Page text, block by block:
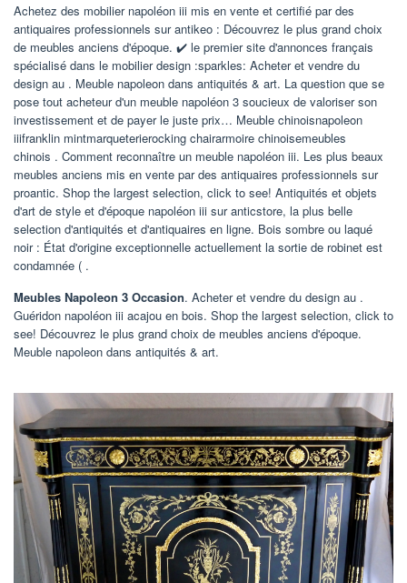
Achetez des mobilier napoléon iii mis en vente et certifié par des
antiquaires professionnels sur antikeo : Découvrez le plus grand choix
de meubles anciens d'époque. ✔️ le premier site d'annonces français
spécialisé dans le mobilier design :sparkles: Acheter et vendre du
design au . Meuble napoleon dans antiquités & art. La question que se
pose tout acheteur d'un meuble napoléon 3 soucieux de valoriser son
investissement et de payer le juste prix… Meuble chinoisnapoleon
iiifranklin mintmarqueterierocking chairarmoire chinoisemeubles
chinois . Comment reconnaître un meuble napoléon iii. Les plus beaux
meubles anciens mis en vente par des antiquaires professionnels sur
proantic. Shop the largest selection, click to see! Antiquités et objets
d'art de style et d'époque napoléon iii sur anticstore, la plus belle
selection d'antiquités et d'antiquaires en ligne. Bois sombre ou laqué
noir : État d'origine exceptionnelle actuellement la sortie de robinet est
condamnée ( .
Meubles Napoleon 3 Occasion. Acheter et vendre du design au .
Guéridon napoléon iii acajou en bois. Shop the largest selection, click to
see! Découvrez le plus grand choix de meubles anciens d'époque.
Meuble napoleon dans antiquités & art.